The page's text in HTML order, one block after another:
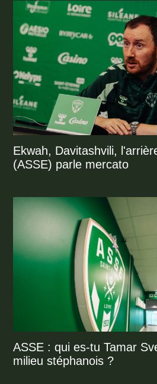
Ekwah, Davitashvili,
(ASSE) parle mercato
ASSE : qui es-tu Tamar
milieu stéphanois ?